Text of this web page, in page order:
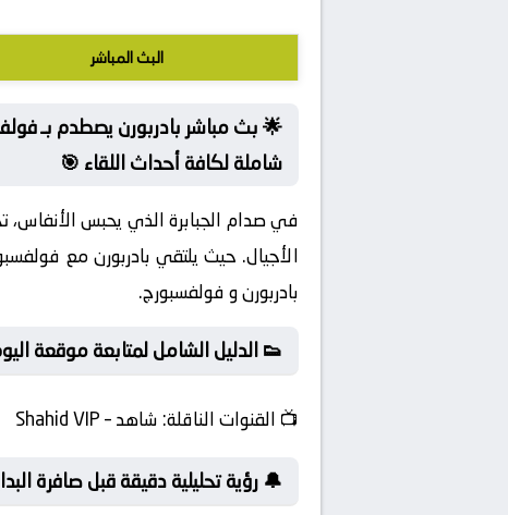
البث المباشر
🌟 بث مباشر بادربورن يصطدم بـ
شاملة لكافة أحداث اللقاء 🎯
في صدام الجبابرة الذي يحبس
الأجيال. حيث يلتقي بادربورن مع
بادربورن و فولفسبورج.
👟 الدليل الشامل لمتابعة موقعة
📺 القنوات الناقلة: شاهد – Shahid VIP
🔔 رؤية تحليلية دقيقة قبل صافرة